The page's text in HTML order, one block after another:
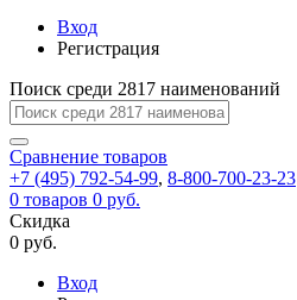
завершения
регистрации.
Ок
Запомнить
меня
Забыли
ссылку
указанный
электронный
перейдя
по
которой
вы
задать
ссылка.
Перейдите
по
для
смены
пароля.
Сменить
Сообщение
пользовательского
Вход
Регистрация
Поиск среди 2817 наименований
Сравнение товаров
+7 (495) 792-54-99, 8-800-700-23-23
0 товаров 0 руб.
Скидка
0 руб.
Вход